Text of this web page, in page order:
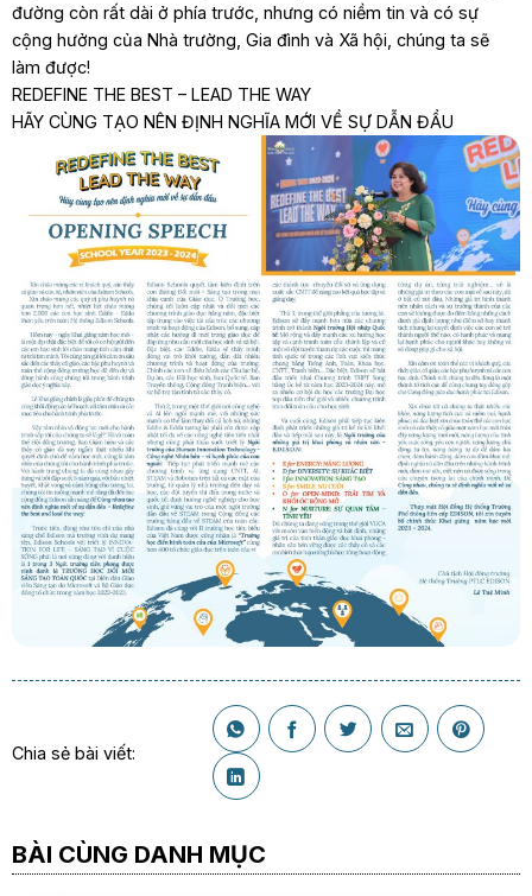
đường còn rất dài ở phía trước, nhưng có niềm tin và có sự
cộng hưởng của Nhà trường, Gia đình và Xã hội, chúng ta sẽ
làm được!
REDEFINE THE BEST – LEAD THE WAY
HÃY CÙNG TẠO NÊN ĐỊNH NGHĨA MỚI VỀ SỰ DẪN ĐẦU
Chia sẻ bài viết:
BÀI CÙNG DANH MỤC